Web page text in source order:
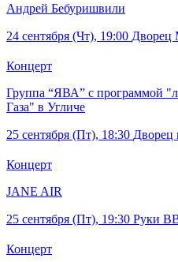
Андрей Бебуришвили
24 сентября (Чт), 19:00 Дворец
Концерт
Группа “ЯВА” с программой
Газа" в Угличе
25 сентября (Пт), 18:30 Дворец
Концерт
JANE AIR
25 сентября (Пт), 19:30 Руки
Концерт